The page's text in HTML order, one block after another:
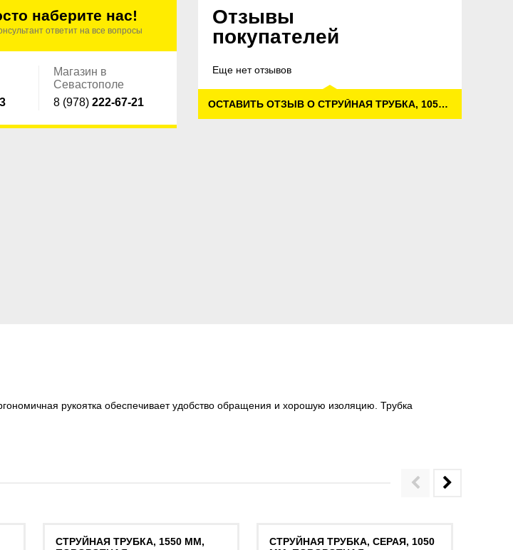
наберите нас!
ответит на все вопросы
Магазин в
Севастополе
8 (978)222-67-21
Отзывы
покупателей
Еще нет отзывов
ОСТАВИТЬ ОТЗЫВ О СТРУЙНАЯ ТРУБКА, 1050 ММ, ПОВОРОТНАЯ
рукоятка обеспечивает удобство обращения и хорошую изоляцию. Трубка
СТРУЙНАЯ ТРУБКА, 1550 ММ,
СТРУЙНАЯ ТРУБКА, СЕРАЯ, 1050